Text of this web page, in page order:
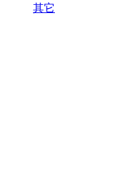
其它